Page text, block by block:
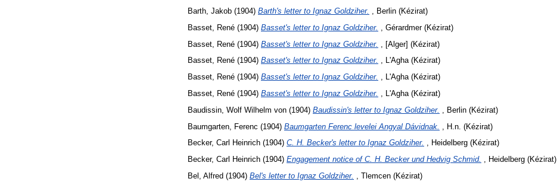
Barth, Jakob (1904) Barth's letter to Ignaz Goldziher. , Berlin (Kézirat)
Basset, René (1904) Basset's letter to Ignaz Goldziher.
, Gérardmer (Kézirat)
Basset, René (1904) Basset's letter to Ignaz Goldziher.
, [Alger] (Kézirat)
Basset, René (1904) Basset's letter to Ignaz Goldziher. , L'Agha (Kézirat)
Basset, René (1904) Basset's letter to Ignaz Goldziher. , L'Agha (Kézirat)
Basset, René (1904) Basset's letter to Ignaz Goldziher. , L'Agha (Kézirat)
Baudissin, Wolf Wilhelm von (1904) Baudissin's letter to Ignaz Goldziher.
, Berlin (Kézirat)
Baumgarten, Ferenc (1904) Baumgarten Ferenc levelei Angyal Dávidnak.
, H.n. (Kézirat)
Becker, Carl Heinrich (1904) C. H. Becker's letter to Ignaz Goldziher. , Heidelberg (Kézirat)
Becker, Carl Heinrich (1904) Engagement notice of C. H. Becker und Hedvig Schmid. , Heidelberg (Kézirat)
Bel, Alfred (1904) Bel's letter to Ignaz Goldziher. , Tlemcen (Kézirat)